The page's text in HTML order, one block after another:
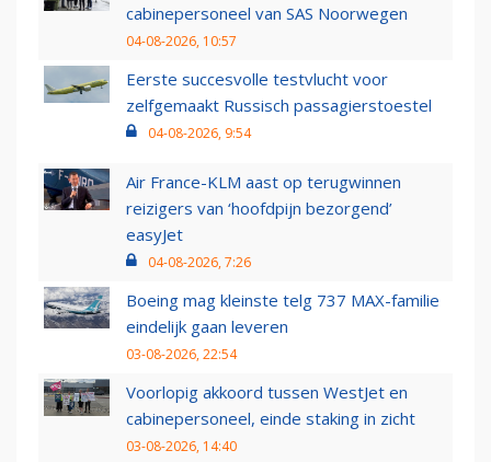
cabinepersoneel van SAS Noorwegen
04-08-2026, 10:57
Eerste succesvolle testvlucht voor
zelfgemaakt Russisch passagierstoestel
04-08-2026, 9:54
Air France-KLM aast op terugwinnen
reizigers van ‘hoofdpijn bezorgend’
easyJet
04-08-2026, 7:26
Boeing mag kleinste telg 737 MAX-familie
eindelijk gaan leveren
03-08-2026, 22:54
Voorlopig akkoord tussen WestJet en
cabinepersoneel, einde staking in zicht
03-08-2026, 14:40